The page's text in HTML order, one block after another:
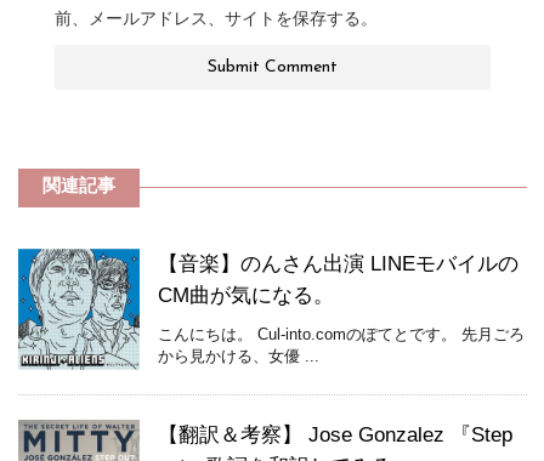
前、メールアドレス、サイトを保存する。
関連記事
【音楽】のんさん出演 LINEモバイルの
CM曲が気になる。
こんにちは。 Cul-into.comのぽてとです。 先月ごろ
から見かける、女優 ...
【翻訳＆考察】 Jose Gonzalez 『Step